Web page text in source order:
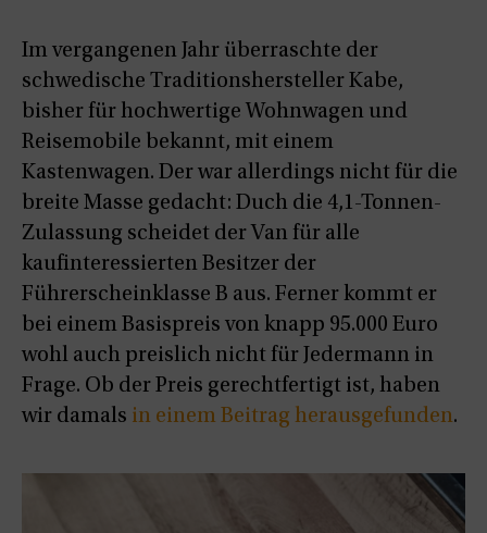
Im vergangenen Jahr überraschte der
schwedische Traditionshersteller Kabe,
bisher für hochwertige Wohnwagen und
Reisemobile bekannt, mit einem
Kastenwagen. Der war allerdings nicht für die
breite Masse gedacht: Duch die 4,1-Tonnen-
Zulassung scheidet der Van für alle
kaufinteressierten Besitzer der
Führerscheinklasse B aus. Ferner kommt er
bei einem Basispreis von knapp 95.000 Euro
wohl auch preislich nicht für Jedermann in
Frage. Ob der Preis gerechtfertigt ist, haben
wir damals in einem Beitrag herausgefunden.